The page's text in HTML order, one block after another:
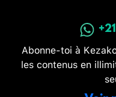
Abonne-toi à
les contenus en